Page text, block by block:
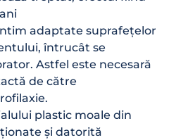
adaptate suprafețelor
întrucât se
Astfel este necesară
de către
plastic moale din
și datorită